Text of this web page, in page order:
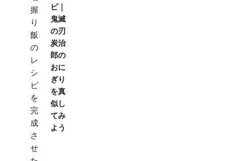
ピ｜
鬼滅
の刃
炭治
郎の
おに
ぎり
を真
似し
てみ
よう